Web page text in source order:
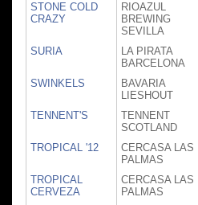
STONE COLD
CRAZY
RIOAZUL
BREWING
SEVILLA
SURIA
LA PIRATA
BARCELONA
SWINKELS
BAVARIA
LIESHOUT
TENNENT'S
TENNENT
SCOTLAND
TROPICAL '12
CERCASA LAS
PALMAS
TROPICAL
CERVEZA
CERCASA LAS
PALMAS